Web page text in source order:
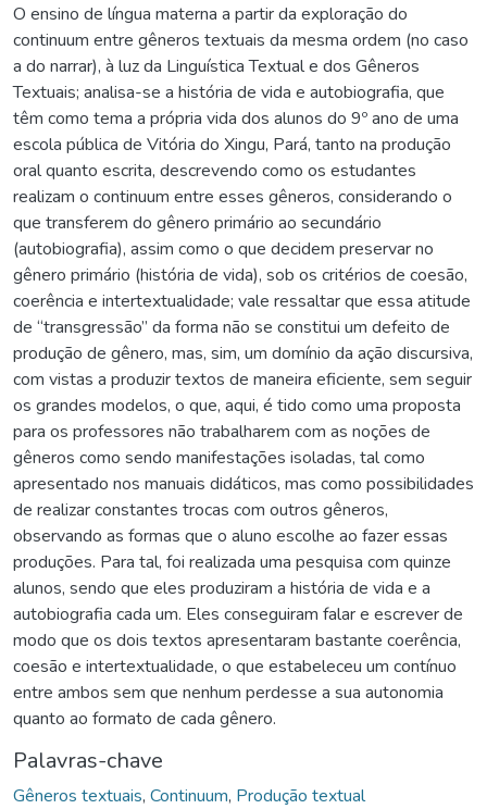
O ensino de língua materna a partir da exploração do
continuum entre gêneros textuais da mesma ordem (no caso
a do narrar), à luz da Linguística Textual e dos Gêneros
Textuais; analisa-se a história de vida e autobiografia, que
têm como tema a própria vida dos alunos do 9º ano de uma
escola pública de Vitória do Xingu, Pará, tanto na produção
oral quanto escrita, descrevendo como os estudantes
realizam o continuum entre esses gêneros, considerando o
que transferem do gênero primário ao secundário
(autobiografia), assim como o que decidem preservar no
gênero primário (história de vida), sob os critérios de coesão,
coerência e intertextualidade; vale ressaltar que essa atitude
de “transgressão” da forma não se constitui um defeito de
produção de gênero, mas, sim, um domínio da ação discursiva,
com vistas a produzir textos de maneira eficiente, sem seguir
os grandes modelos, o que, aqui, é tido como uma proposta
para os professores não trabalharem com as noções de
gêneros como sendo manifestações isoladas, tal como
apresentado nos manuais didáticos, mas como possibilidades
de realizar constantes trocas com outros gêneros,
observando as formas que o aluno escolhe ao fazer essas
produções. Para tal, foi realizada uma pesquisa com quinze
alunos, sendo que eles produziram a história de vida e a
autobiografia cada um. Eles conseguiram falar e escrever de
modo que os dois textos apresentaram bastante coerência,
coesão e intertextualidade, o que estabeleceu um contínuo
entre ambos sem que nenhum perdesse a sua autonomia
quanto ao formato de cada gênero.
Palavras-chave
Gêneros textuais, Continuum, Produção textual